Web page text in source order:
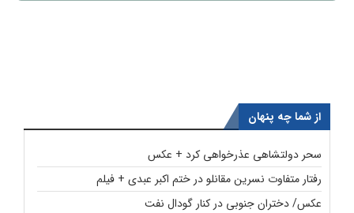
از شما چه پنهان
سحر دولتشاهی عذرخواهی کرد + عکس
رفتار متفاوت نسرین مقانلو در ختم اکبر عبدی + فیلم
عکس/ دختران جنوبی در کنار گودال نفت